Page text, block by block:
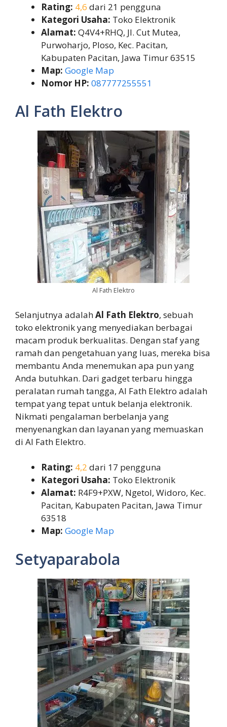
Rating: 4,6 dari 21 pengguna
Kategori Usaha: Toko Elektronik
Alamat: Q4V4+RHQ, Jl. Cut Mutea,
Purwoharjo, Ploso, Kec. Pacitan,
Kabupaten Pacitan, Jawa Timur 63515
Map: Google Map
Nomor HP: 087777255551
Al Fath Elektro
Al Fath Elektro
Selanjutnya adalahAl Fath Elektro, sebuah
toko elektronik yang menyediakan berbagai
macam produk berkualitas. Dengan staf yang
ramah dan pengetahuan yang luas, mereka bisa
membantu Anda menemukan apa pun yang
Anda butuhkan. Dari gadget terbaru hingga
peralatan rumah tangga, Al Fath Elektro adalah
tempat yang tepat untuk belanja elektronik.
Nikmati pengalaman berbelanja yang
menyenangkan dan layanan yang memuaskan
di Al Fath Elektro.
Rating: 4,2 dari 17 pengguna
Kategori Usaha: Toko Elektronik
Alamat: R4F9+PXW, Ngetol, Widoro, Kec.
Pacitan, Kabupaten Pacitan, Jawa Timur
63518
Map: Google Map
Setyaparabola